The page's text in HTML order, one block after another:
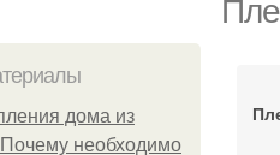
дома из
необходимо